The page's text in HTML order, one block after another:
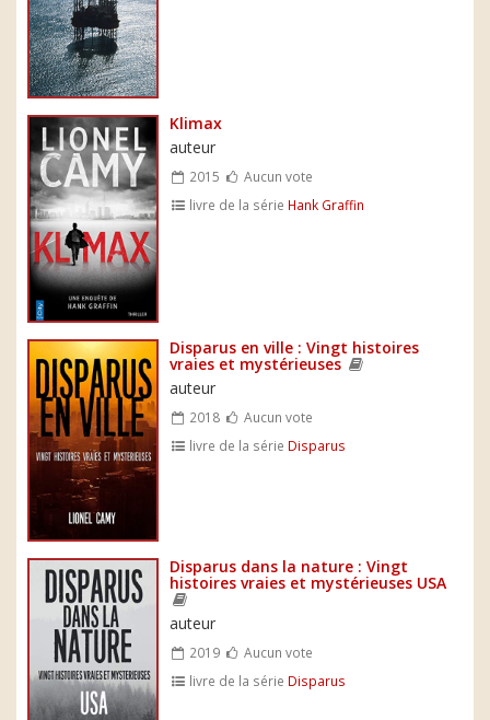
Klimax
auteur
2015
Aucun vote
livre de la série Hank Graffin
Disparus en ville : Vingt histoires
vraies et mystérieuses
auteur
2018
Aucun vote
livre de la série Disparus
Disparus dans la nature : Vingt
histoires vraies et mystérieuses USA
auteur
2019
Aucun vote
livre de la série Disparus